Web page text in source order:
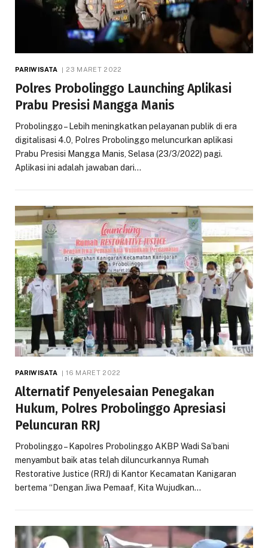
PARIWISATA 23 MARET 2022
Polres Probolinggo Launching Aplikasi
Prabu Presisi Mangga Manis
Probolinggo – Lebih meningkatkan pelayanan publik di era
digitalisasi 4.0, Polres Probolinggo meluncurkan aplikasi
Prabu Presisi Mangga Manis, Selasa (23/3/2022) pagi.
Aplikasi ini adalah jawaban dari…
PARIWISATA 16 MARET 2022
Alternatif Penyelesaian Penegakan
Hukum, Polres Probolinggo Apresiasi
Peluncuran RRJ
Probolinggo – Kapolres Probolinggo AKBP Wadi Sa’bani
menyambut baik atas telah diluncurkannya Rumah
Restorative Justice (RRJ) di Kantor Kecamatan Kanigaran
bertema “Dengan Jiwa Pemaaf, Kita Wujudkan…